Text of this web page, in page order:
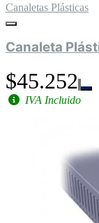
Canaletas Plásticas
Canaleta
$45.252
IVA Incluido